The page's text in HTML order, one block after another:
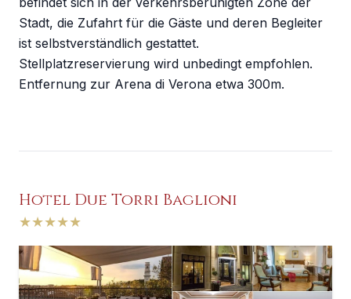
Stadt, die Zufahrt für die Gäste und deren Begleiter
ist selbstverständlich gestattet.
Stellplatzreservierung wird unbedingt empfohlen.
Entfernung zur Arena di Verona etwa 300m.
Hotel Due Torri Baglioni
★★★★★